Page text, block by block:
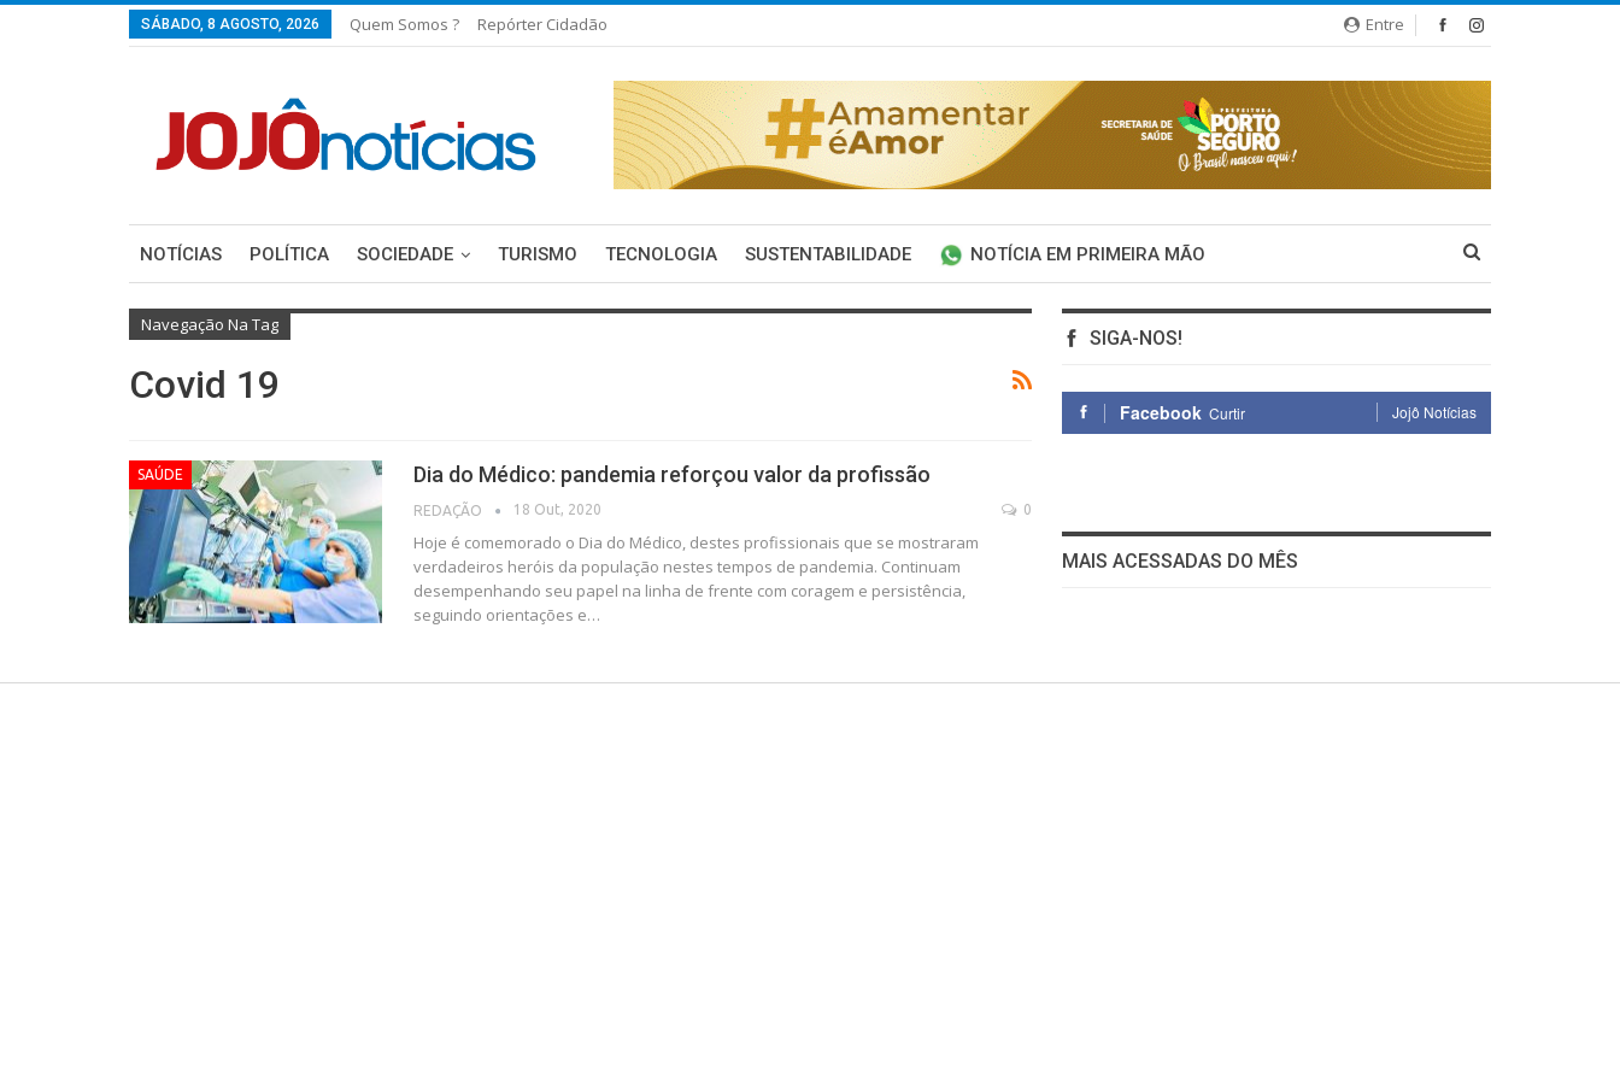
Entre
SÁBADO, 8 AGOSTO, 2026 Quem Somos ? Repórter Cidadão
NOTÍCIAS POLÍTICA SOCIEDADE TURISMO TECNOLOGIA SUSTENTABILIDADE NOTÍCIA EM PRIMEIRA MÃO
Navegação Na Tag
Covid 19
SAÚDE Dia do Médico: pandemia reforçou valor da profissão
REDAÇÃO 18 Out, 2020 0
Hoje é comemorado o Dia do Médico, destes profissionais que se mostraram
verdadeiros heróis da população nestes tempos de pandemia. Continuam
desempenhando seu papel na linha de frente com coragem e persistência,
seguindo orientações e…
SIGA-NOS!
Facebook Curtir Jojô Notícias
MAIS ACESSADAS DO MÊS